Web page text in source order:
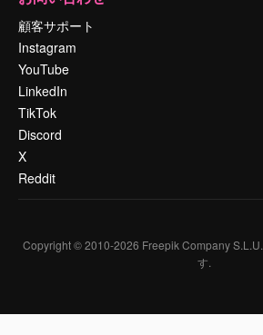
顧客サポート
Instagram
YouTube
LinkedIn
TikTok
Discord
X
Reddit
Copyright © 2010-2026 Freepik Company S.L.U.
す.